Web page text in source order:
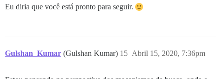
Eu diria que você está pronto para seguir.
Gulshan_Kumar (Gulshan Kumar) Abril 15, 2020, 7:36pm
15